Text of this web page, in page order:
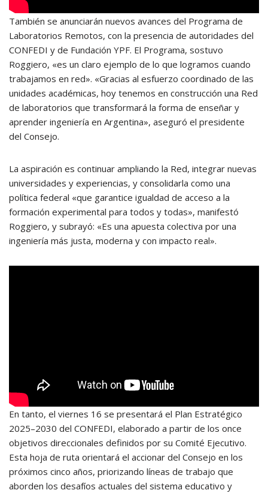
También se anunciarán nuevos avances del Programa de
Laboratorios Remotos, con la presencia de autoridades del
CONFEDI y de Fundación YPF. El Programa, sostuvo
Roggiero, «es un claro ejemplo de lo que logramos cuando
trabajamos en red». «Gracias al esfuerzo coordinado de las
unidades académicas, hoy tenemos en construcción una Red
de laboratorios que transformará la forma de enseñar y
aprender ingeniería en Argentina», aseguró el presidente
del Consejo.
La aspiración es continuar ampliando la Red, integrar nuevas
universidades y experiencias, y consolidarla como una
política federal «que garantice igualdad de acceso a la
formación experimental para todos y todas», manifestó
Roggiero, y subrayó: «Es una apuesta colectiva por una
ingeniería más justa, moderna y con impacto real».
En tanto, el viernes 16 se presentará el Plan Estratégico
2025–2030 del CONFEDI, elaborado a partir de los once
objetivos direccionales definidos por su Comité Ejecutivo.
Esta hoja de ruta orientará el accionar del Consejo en los
próximos cinco años, priorizando líneas de trabajo que
aborden los desafíos actuales del sistema educativo y